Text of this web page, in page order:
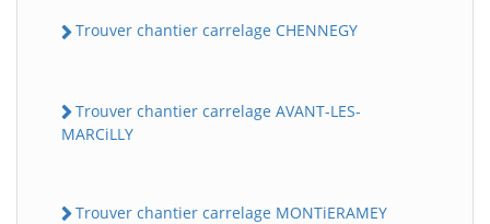
Trouver chantier carrelage CHENNEGY
Trouver chantier carrelage AVANT-LES-
MARCiLLY
Trouver chantier carrelage MONTiERAMEY